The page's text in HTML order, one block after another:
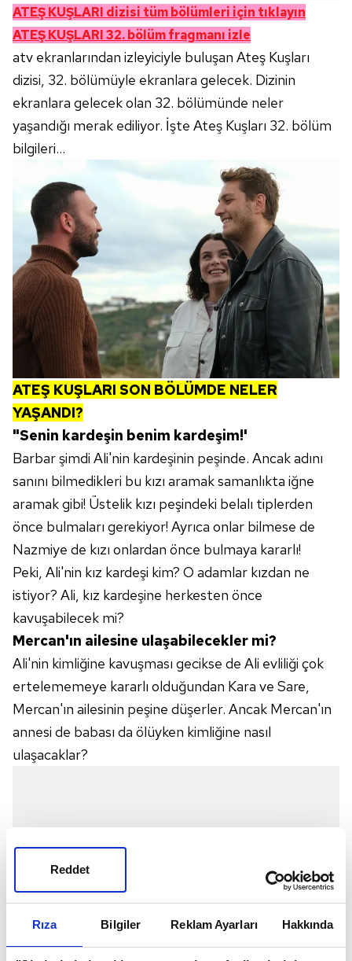
Rıza Bilgiler Reklam Ayarları Hakkında
Reddet
ATEŞ KUŞLARI dizisi tüm bölümleri için tıklayın
ATEŞ KUŞLARI 32. bölüm fragmanı izle
atv ekranlarından izleyiciyle buluşan Ateş Kuşları
dizisi, 32. bölümüyle ekranlara gelecek. Dizinin
ekranlara gelecek olan 32. bölümünde neler
yaşandığı merak ediliyor. İşte Ateş Kuşları 32. bölüm
bilgileri...
ATEŞ KUŞLARI SON BÖLÜMDE NELER
YAŞANDI?
"Senin kardeşin benim kardeşim!'
Barbar şimdi Ali'nin kardeşinin peşinde. Ancak adını
sanını bilmedikleri bu kızı aramak samanlıkta iğne
aramak gibi! Üstelik kızı peşindeki belalı tiplerden
önce bulmaları gerekiyor! Ayrıca onlar bilmese de
Nazmiye de kızı onlardan önce bulmaya kararlı!
Peki, Ali'nin kız kardeşi kim? O adamlar kızdan ne
istiyor? Ali, kız kardeşine herkesten önce
kavuşabilecek mi?
Mercan'ın ailesine ulaşabilecekler mi?
Ali'nin kimliğine kavuşması gecikse de Ali evliliği çok
ertelememeye kararlı olduğundan Kara ve Sare,
Mercan'ın ailesinin peşine düşerler. Ancak Mercan'ın
annesi de babası da ölüyken kimliğine nasıl
ulaşacaklar?